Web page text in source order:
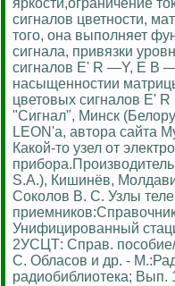
яркости,ограничение
сигналов цветности,
того, она выполняет
сигнала, привязки
сигналов E' R —Y, E B
насыщенностии
цветовых сигналов E'
"Сигнал", Минск
LEON'а, автора сайта
Какой-то узел от
S.A.), Кишинёв,
Соколов В. С. Узлы
Унифицированный
2УСЦТ: Справ.
С. Обласов и др. -
радиобиблиотека; Вып.